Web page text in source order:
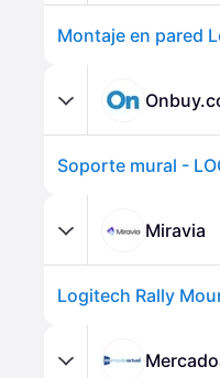
Miravia
Logitech Rally